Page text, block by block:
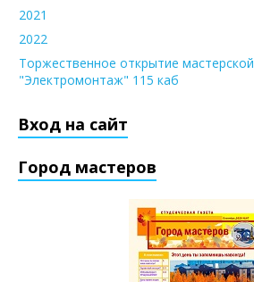
2021
2022
Торжественное открытие мастерской
"Электромонтаж" 115 каб
Вход на сайт
Город мастеров